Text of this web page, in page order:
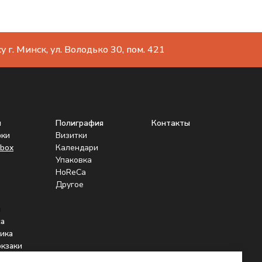
г. Минск, ул. Володько 30, пом. 421
Контакты
Полиграфия
Визитки
Календари
Упаковка
HoReCa
Другое